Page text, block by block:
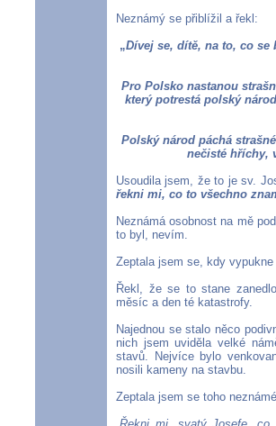
Neznámý se přiblížil a řekl:
„Dívej se, dítě, na to, co
Pro Polsko nastanou
který potrestá polský
Polský národ páchá
nečisté hříchy,
Usoudila jsem, že to je sv.
řekni mi, co to všechno
Neznámá osobnost na mě
to byl, nevím.
Zeptala jsem se, kdy
Řekl, že se to stane
měsíc a den té katastrofy.
Najednou se stalo něco
nich jsem uviděla velké
stavů. Nejvíce bylo
nosili kameny na stavbu.
Zeptala jsem se toho